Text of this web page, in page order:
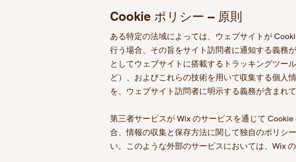
Cookie ポリシー – 原則
ある特定の法域によっては、ウェブサイトが
行う場合、その旨をサイト訪問者に通知する義務
としてウェブサイトに搭載するトラッキングツー
ど）、およびこれらの技術を用いて収集する個人
を、ウェブサイト訪問者に明示する義務が含まれ
第三者サービスが Wix のサービスを通じて
合、情報の収集と保存方法に関して独自のポリシ
い。このような外部のサービスにおいては、Wix